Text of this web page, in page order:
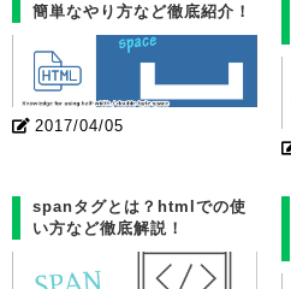
簡単なやり方など徹底紹介！
2017/04/05
spanタグとは？htmlでの使
い方など徹底解説！